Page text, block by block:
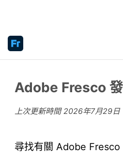
Adobe Fresco
上次更新時間2026年7月29日
尋找有關 Adobe Fresco